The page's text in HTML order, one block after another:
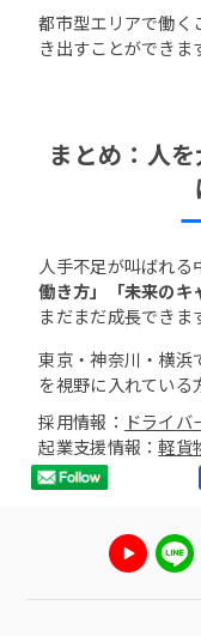
都市型エリアで働く
き出すことができま
まとめ：人
人手不足が叫ばれる
働き方」「未来のキ
まだまだ成長できま
東京・神奈川・横浜
を視野に入れている
採用情報： ドライ
起業支援情報：軽貨